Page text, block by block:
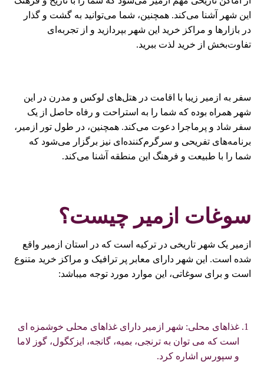
این شهر آشنا می‌کند. همچنین، شما می‌توانید به گشت و گذار
در بازارها و مراکز خرید این شهر بپردازید و از تجربه‌ای
تفاوت‌بخش از خرید لذت ببرید.
سفر به ازمیر زیبا با اقامت در هتل‌های لوکس و مدرن در این
شهر همراه بوده که شما را به استراحت و رفاه حاصل از یک
سفر شاد و پرماجرا دعوت می‌کند. همچنین، در طول تور ازمیر،
برنامه‌های تفریحی و سرگرم‌کننده‌ای نیز برگزار می‌شود که
شما را با طبیعت و فرهنگ این منطقه آشنا می‌کند.
سوغات ازمیر چیست؟
ازمیر یک شهر تاریخی در ترکیه است که در استان ازمیر واقع
شده است. این شهر دارای معابر پر ترافیک و مراکز خرید متنوع
است و برای سوغاتی، این موارد مورد توجه میباشد:
غذاهای محلی: شهر ازمیر دارای غذاهای محلی خوشمزه ای
است که می توان به ترنجی، بمیه، گانجه، ایزکگول، گوز لاما
و سپورس اشاره کرد.